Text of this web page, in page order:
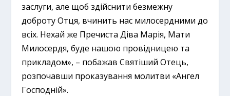
заслуги, але щоб здійснити безмежну
доброту Отця, вчинить нас милосердними до
всіх. Нехай же Пречиста Діва Марія, Мати
Милосердя, буде нашою провідницею та
прикладом», – побажав Святіший Отець,
розпочавши проказування молитви «Ангел
Господній».